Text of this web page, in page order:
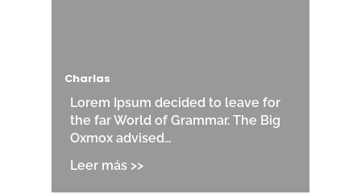
Charlas
Lorem Ipsum decided to leave for
the far World of Grammar. The Big
Oxmox advised…